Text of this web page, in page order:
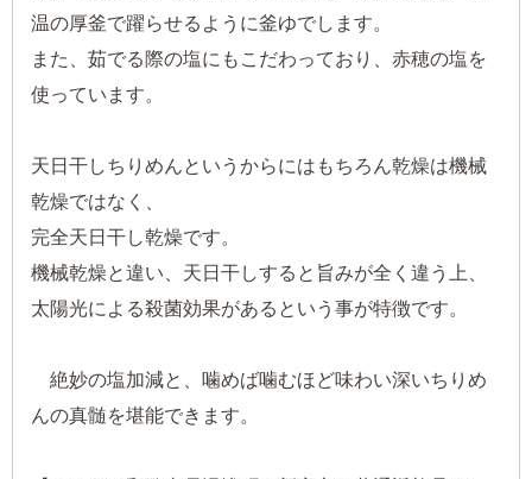
温の厚釜で躍らせるように釜ゆでします。
また、茹でる際の塩にもこだわっており、赤穂の塩を
使っています。
天日干しちりめんというからにはもちろん乾燥は機械
乾燥ではなく、
完全天日干し乾燥です。
機械乾燥と違い、天日干しすると旨みが全く違う上、
太陽光による殺菌効果があるという事が特徴です。
絶妙の塩加減と、噛めば噛むほど味わい深いちりめ
んの真髄を堪能できます。